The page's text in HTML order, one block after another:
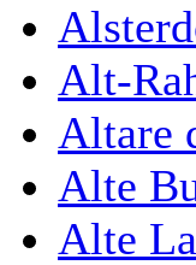
Alt-
Altare
Alte
Alte